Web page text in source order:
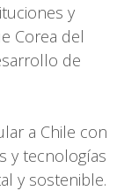
y
Corea del
de
a Chile con
y tecnologías
y sostenible.